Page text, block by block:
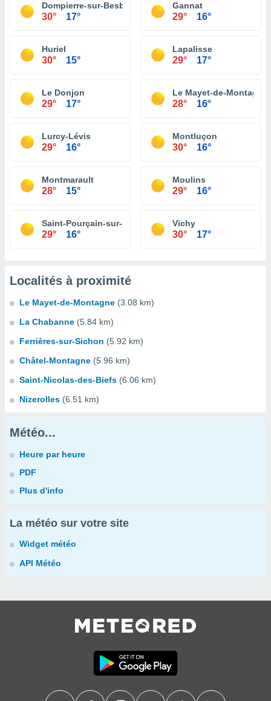
Dompierre-sur-Besbre
30° 17°
Gannat
29° 16°
Huriel
30° 15°
Lapalisse
29° 17°
Le Donjon
29° 17°
Le Mayet-de-Montagne
28° 16°
Lurcy-Lévis
29° 16°
Montluçon
30° 16°
Montmarault
28° 15°
Moulins
29° 16°
Saint-Pourçain-sur-Sioule
29° 16°
Vichy
30° 17°
Localités à proximité
Le Mayet-de-Montagne (3.08 km)
La Chabanne (5.84 km)
Ferrières-sur-Sichon (5.92 km)
Châtel-Montagne (5.96 km)
Saint-Nicolas-des-Biefs (6.06 km)
Nizerolles (6.51 km)
Météo...
Heure par heure
PDF
Plus d'info
La météo sur votre site
Widget météo
API Météo